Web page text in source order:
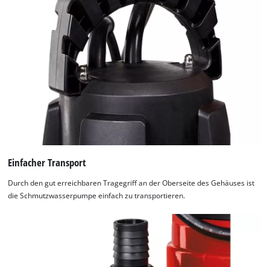
Usercentrics
Management
Einfacher Transport
Durch den gut erreichbaren Tragegriff an der Oberseite des Gehäuses ist
die Schmutzwasserpumpe einfach zu transportieren.